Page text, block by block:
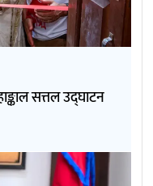
सत्तल उद्घाटन